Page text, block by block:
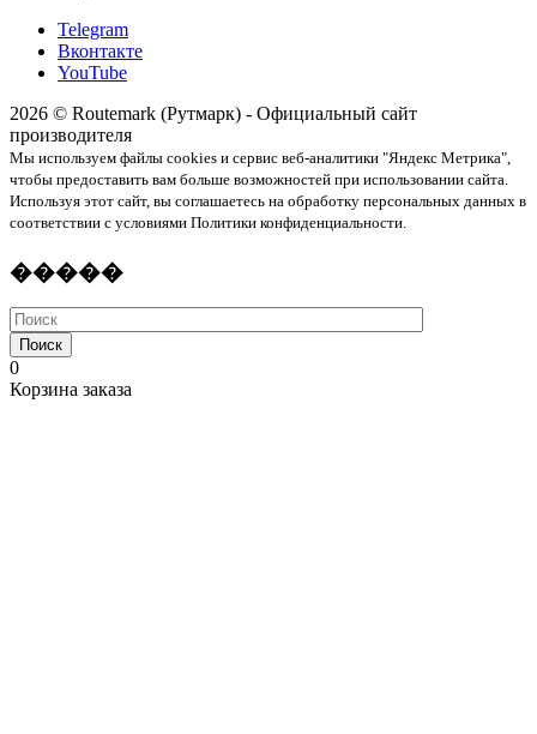
Telegram
Вконтакте
YouTube
2026 © Routemark (Рутмарк) - Официальный сайт
производителя
Мы используем файлы cookies и сервис веб-аналитики "Яндекс Метрика",
чтобы предоставить вам больше возможностей при использовании сайта.
Используя этот сайт, вы соглашаетесь на обработку персональных данных в
соответствии с условиями Политики конфиденциальности.
�����
Поиск
0
Корзина заказа